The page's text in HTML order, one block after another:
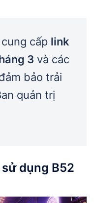
cấp link
3 và các
bảo trải
quản trị
dụng B52